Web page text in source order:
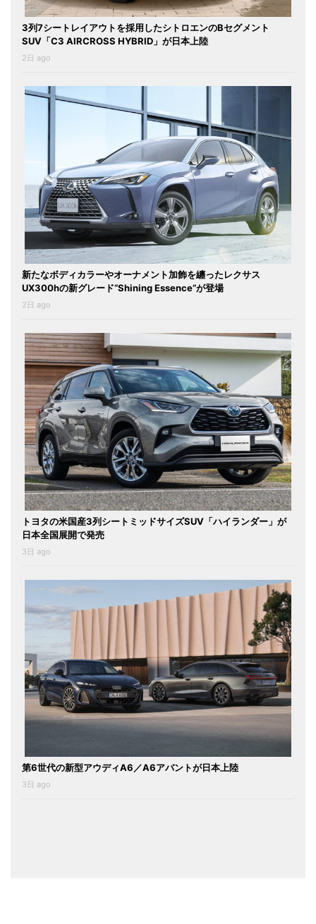
3列7シートレイアウトを採用したシトロエンのBセグメント
SUV「C3 AIRCROSS HYBRID」が日本上陸
2日 ago
新たなボディカラーやオーナメント加飾を纏ったレクサス
UX300hの新グレード“Shining Essence”が登場
2日 ago
トヨタの米国産3列シートミッドサイズSUV「ハイランダー」が
日本全国展開で発売
3日 ago
第6世代の新型アウディA6／A6アバントが日本上陸
3日 ago